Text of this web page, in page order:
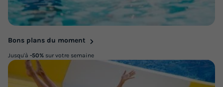
Bons plans du moment
Jusqu'à -50% sur votre semaine